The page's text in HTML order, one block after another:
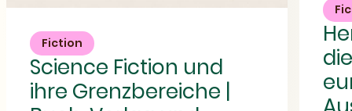
Grenzbereiche
Verlag
Fiction
Science Fiction und
ihre Grenzbereiche |
deutsche
europäische
Aussenpolitik